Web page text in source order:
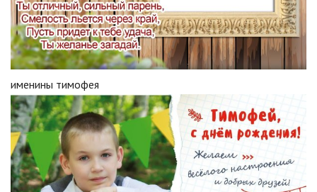
именины тимофея